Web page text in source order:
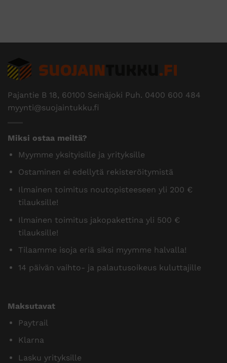
Pajantie B 18, 60100 Seinäjoki Puh. 0400 600 484
myynti@suojaintukku.fi
Miksi ostaa meiltä?
Myymme yksityisille ja yrityksille
Ostaminen ei edellytä rekisteröitymistä
Ilmainen toimitus noutopisteeseen yli 200 €
tilauksille!
Ilmainen toimitus jakopakettina yli 500 €
tilauksille!
Tilaamme isoja eriä siksi myymme halvalla!
14 päivän vaihto- ja palautusoikeus kuluttajille
Maksutavat
Paytrail
Klarna
Lasku yrityksille